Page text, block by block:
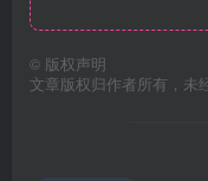
© 版权声明
文章版权归作者所有，未